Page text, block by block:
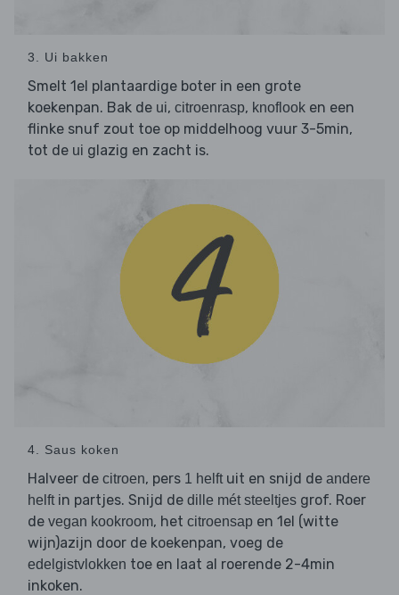
3. Ui bakken
Smelt 1el plantaardige boter in een grote
koekenpan. Bak de ui, citroenrasp, knoflook en een
flinke snuf zout toe op middelhoog vuur 3-5min,
tot de ui glazig en zacht is.
4. Saus koken
Halveer de citroen, pers 1 helft uit en snijd de andere
helft in partjes. Snijd de dille mét steeltjes grof. Roer
de vegan kookroom, het citroensap en 1el (witte
wijn)azijn door de koekenpan, voeg de
edelgistvlokken toe en laat al roerende 2-4min
inkoken.